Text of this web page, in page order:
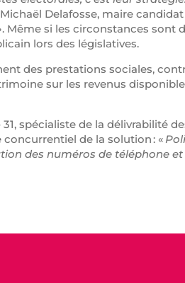
Delafosse, maire
Même si les circonstances sont
lors des législatives.
des prestations sociales,
sur les revenus disponibles
spécialiste de la délivrabilité
de la solution : «
des numéros de téléphone et